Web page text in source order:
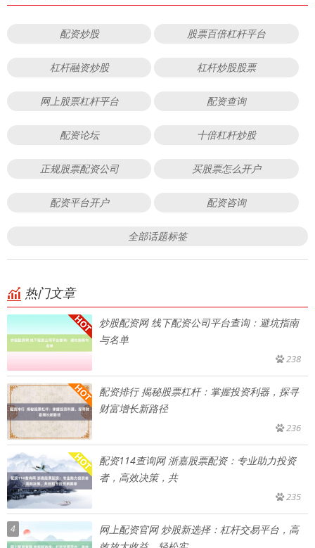
配资炒股 股票百倍杠杆平台
杠杆融资炒股 杠杆炒股股票
网上股票杠杆平台 配资查询
配资论坛 十倍杠杆炒股
正规股票配资公司 买股票怎么开户
配资平台开户 配资咨询
全部话题标签
热门文章
炒股配资网 线下配资公司平台查询：避坑指南
与名单
238
配资排行 揭秘股票杠杆：掌握投资利器，探寻
财富增长新路径
236
配资114查询网 浙嘉股票配资：专业助力投资
者，高效决策，共
235
4
网上配资官网 炒股新选择：杠杆交易平台，高